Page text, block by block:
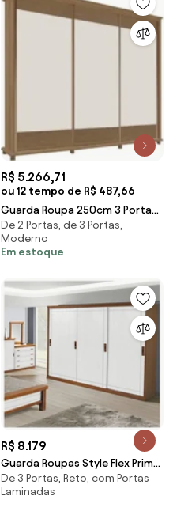
R$ 5.266,71
ou 12 tempo de R$ 487,66
Guarda Roupa 250cm 3 Portas
Deslizante Sem Espelho 4
Gavetas Doratto F
De 2 Portas, de 3 Portas,
Moderno
Em estoque
R$ 8.179
Guarda Roupas Style Flex Prime
3 Portas De Correr Domus
Móveis
De 3 Portas, Reto, com Portas
Laminadas